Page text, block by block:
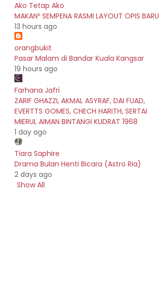
Ako Tetap Ako
MAKAN² SEMPENA RASMI LAYOUT OPIS BARU
13 hours ago
orangbukit
Pasar Malam di Bandar Kuala Kangsar
19 hours ago
Farhana Jafri
ZARIF GHAZZI, AKMAL ASYRAF, DAI FUAD,
EVERTTS GOMES, CHECH HARITH, SERTAI
MIERUL AIMAN BINTANGI KUDRAT 1968
1 day ago
Tiara Saphire
Drama Bulan Henti Bicara (Astro Ria)
2 days ago
Show All